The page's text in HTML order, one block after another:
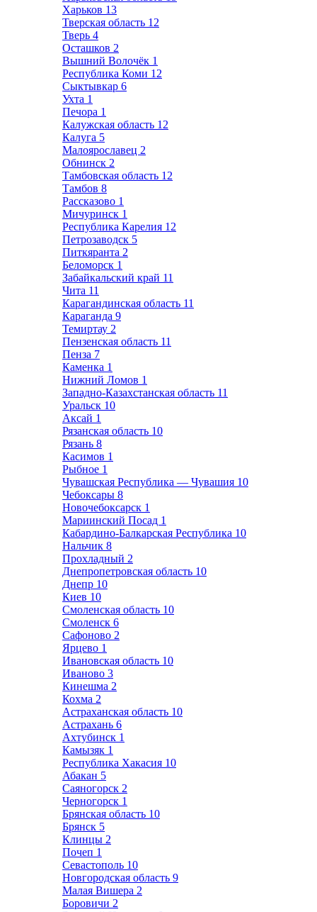
Харьков 13
Тверская область 12
Тверь 4
Осташков 2
Вышний Волочёк 1
Республика Коми 12
Сыктывкар 6
Ухта 1
Печора 1
Калужская область 12
Калуга 5
Малоярославец 2
Обнинск 2
Тамбовская область 12
Тамбов 8
Рассказово 1
Мичуринск 1
Республика Карелия 12
Петрозаводск 5
Питкяранта 2
Беломорск 1
Забайкальский край 11
Чита 11
Карагандинская область 11
Караганда 9
Темиртау 2
Пензенская область 11
Пенза 7
Каменка 1
Нижний Ломов 1
Западно-Казахстанская область 11
Уральск 10
Аксай 1
Рязанская область 10
Рязань 8
Касимов 1
Рыбное 1
Чувашская Республика — Чувашия 10
Чебоксары 8
Новочебоксарск 1
Мариинский Посад 1
Кабардино-Балкарская Республика 10
Нальчик 8
Прохладный 2
Днепропетровская область 10
Днепр 10
Киев 10
Смоленская область 10
Смоленск 6
Сафоново 2
Ярцево 1
Ивановская область 10
Иваново 3
Кинешма 2
Кохма 2
Астраханская область 10
Астрахань 6
Ахтубинск 1
Камызяк 1
Республика Хакасия 10
Абакан 5
Саяногорск 2
Черногорск 1
Брянская область 10
Брянск 5
Клинцы 2
Почеп 1
Севастополь 10
Новгородская область 9
Малая Вишера 2
Боровичи 2